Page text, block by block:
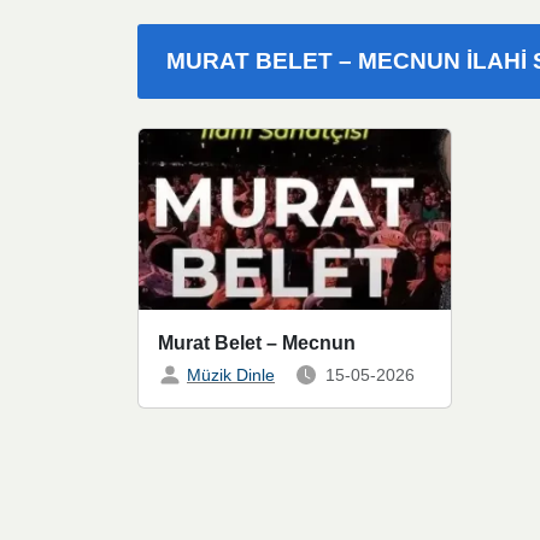
MURAT BELET – MECNUN ILAHI
Murat Belet – Mecnun
Müzik Dinle 15-05-2026